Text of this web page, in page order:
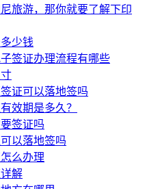
旅游，那你就要了解下印
少钱
签证办理流程有哪些
证可以落地签吗
效期是多久？
签证吗
以落地签吗
么办理
解